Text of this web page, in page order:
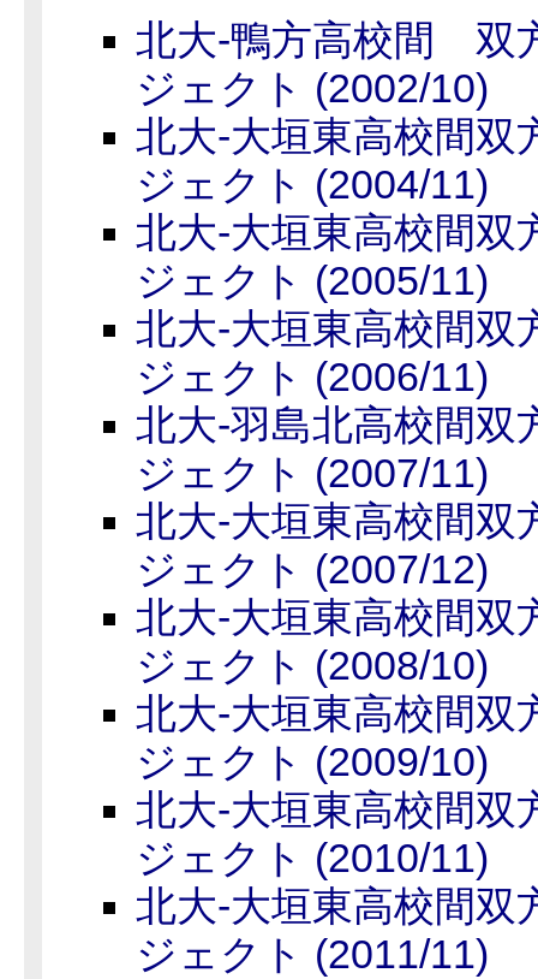
北大-鴨方高校間 双
ジェクト (2002/10)
北大-大垣東高校間双
ジェクト (2004/11)
北大-大垣東高校間双
ジェクト (2005/11)
北大-大垣東高校間双
ジェクト (2006/11)
北大-羽島北高校間双
ジェクト (2007/11)
北大-大垣東高校間双
ジェクト (2007/12)
北大-大垣東高校間双
ジェクト (2008/10)
北大-大垣東高校間双
ジェクト (2009/10)
北大-大垣東高校間双
ジェクト (2010/11)
北大-大垣東高校間双
ジェクト (2011/11)